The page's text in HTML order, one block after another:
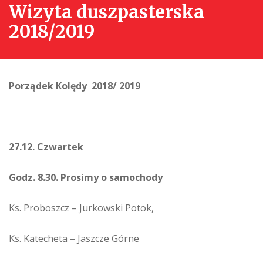
Wizyta duszpasterska
2018/2019
Porządek Kolędy 2018/ 2019
27.12. Czwartek
Godz. 8.30. Prosimy o samochody
Ks. Proboszcz – Jurkowski Potok,
Ks. Katecheta – Jaszcze Górne